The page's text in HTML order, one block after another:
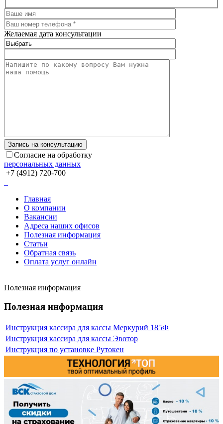
Желаемая дата консультации
Согласие на обработку
персональных данных
+7 (4912) 720-700
Главная
О компании
Вакансии
Адреса наших офисов
Полезная информация
Статьи
Обратная связь
Оплата услуг онлайн
Полезная информация
Полезная информация
Инструкция кассира для кассы Меркурий 185Ф
Инструкция кассира для кассы Эвотор
Инструкция по установке Рутокен